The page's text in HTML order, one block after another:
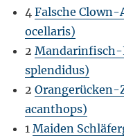
4Falsche
ocellaris)
2Mandarinfisch-
splendidus)
2Orangerücken-
acanthops)
1Maiden